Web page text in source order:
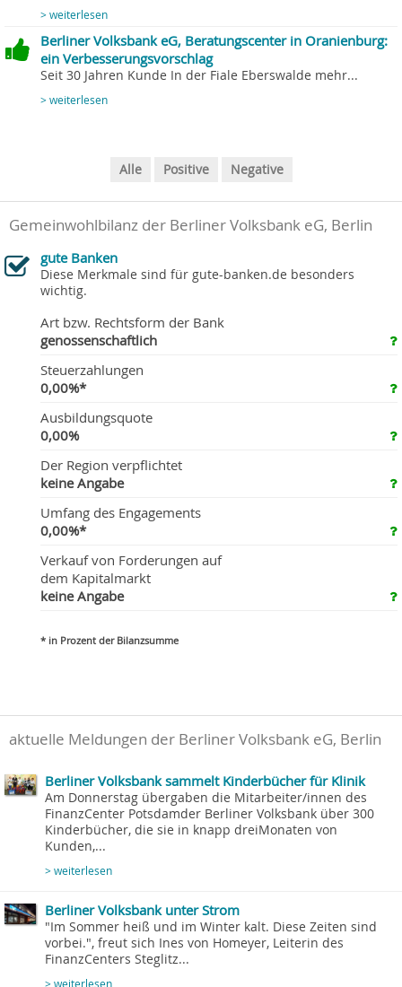
> weiterlesen
Berliner Volksbank eG, Beratungscenter in Oranienburg:
ein Verbesserungsvorschlag
Seit 30 Jahren Kunde In der Fiale Eberswalde mehr...
> weiterlesen
Alle Positive Negative
Gemeinwohlbilanz der Berliner Volksbank eG, Berlin
gute Banken
Diese Merkmale sind für gute-banken.de besonders
wichtig.
Art bzw. Rechtsform der Bank
genossenschaftlich
Steuerzahlungen
0,00%*
Ausbildungsquote
0,00%
Der Region verpflichtet
keine Angabe
Umfang des Engagements
0,00%*
Verkauf von Forderungen auf
dem Kapitalmarkt
keine Angabe
* in Prozent der Bilanzsumme
aktuelle Meldungen der Berliner Volksbank eG, Berlin
Berliner Volksbank sammelt Kinderbücher für Klinik
Am Donnerstag übergaben die Mitarbeiter/innen des
FinanzCenter Potsdamder Berliner Volksbank über 300
Kinderbücher, die sie in knapp dreiMonaten von
Kunden,...
> weiterlesen
Berliner Volksbank unter Strom
"Im Sommer heiß und im Winter kalt. Diese Zeiten sind
vorbei.", freut sich Ines von Homeyer, Leiterin des
FinanzCenters Steglitz...
> weiterlesen